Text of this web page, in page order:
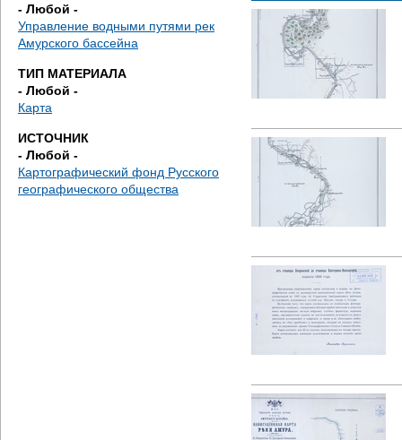
д
с
ь
- Любой -
Управление водными путями рек
Амурского бассейна
ТИП МАТЕРИАЛА
- Любой -
Карта
ИСТОЧНИК
- Любой -
Картографический фонд Русского
географического общества